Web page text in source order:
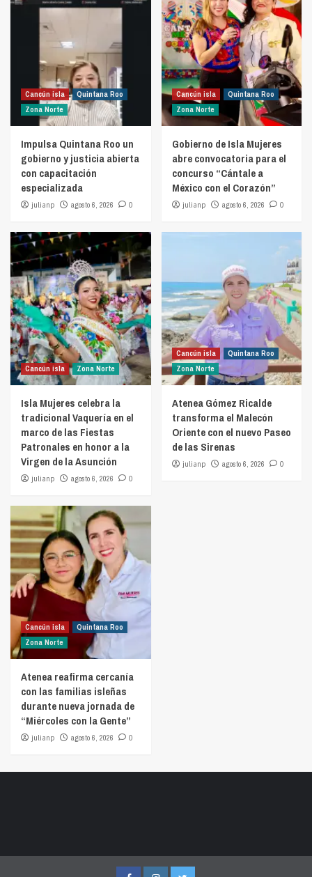
Cancún isla
Quintana Roo
Zona Norte
Impulsa Quintana Roo un
gobierno y justicia abierta
con capacitación
especializada
julianp agosto 6, 2026 0
Cancún isla
Quintana Roo
Zona Norte
Gobierno de Isla Mujeres
abre convocatoria para el
concurso “Cántale a
México con el Corazón”
julianp agosto 6, 2026 0
Cancún isla Zona Norte
Isla Mujeres celebra la
tradicional Vaquería en el
marco de las Fiestas
Patronales en honor a la
Virgen de la Asunción
julianp agosto 6, 2026 0
Cancún isla
Quintana Roo
Zona Norte
Atenea Gómez Ricalde
transforma el Malecón
Oriente con el nuevo Paseo
de las Sirenas
julianp agosto 6, 2026 0
Cancún isla
Quintana Roo
Zona Norte
Atenea reafirma cercanía
con las familias isleñas
durante nueva jornada de
“Miércoles con la Gente”
julianp agosto 6, 2026 0